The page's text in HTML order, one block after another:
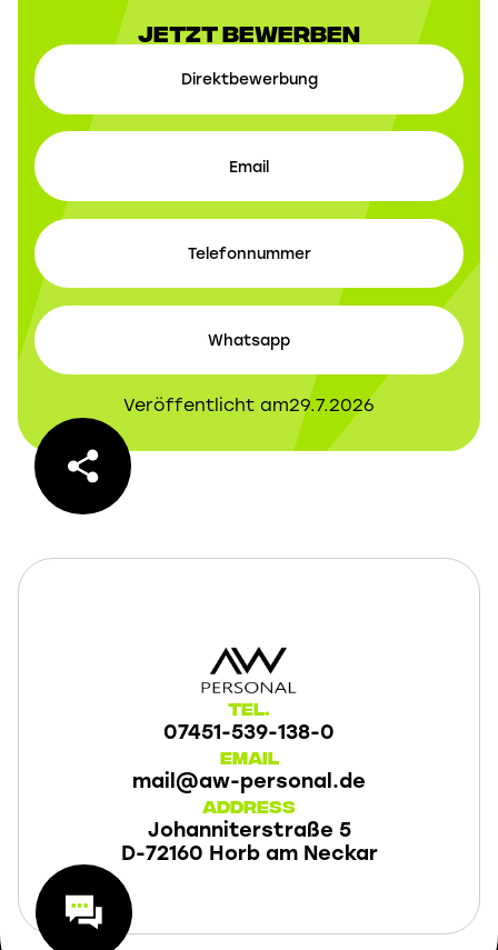
Jetzt Bewerben
Direktbewerbung
Email
Telefonnummer
Whatsapp
Veröffentlicht am29.7.2026
Tel.
07451-539-138-0
Email
mail@aw-personal.de
Address
Johanniterstraße 5
D-72160 Horb am Neckar